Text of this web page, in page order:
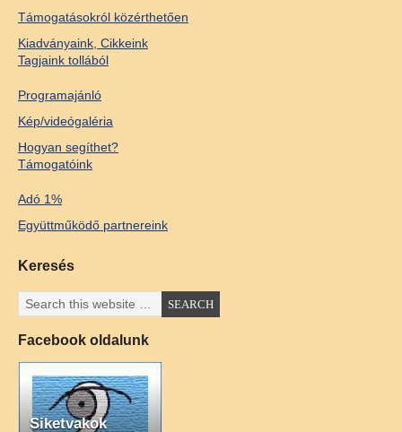
Támogatásokról közérthetően
Kiadványaink, Cikkeink
Tagjaink tollából
Programajánló
Kép/videógaléria
Hogyan segíthet?
Támogatóink
Adó 1%
Együttműködő partnereink
Keresés
Facebook oldalunk
Siketvakok